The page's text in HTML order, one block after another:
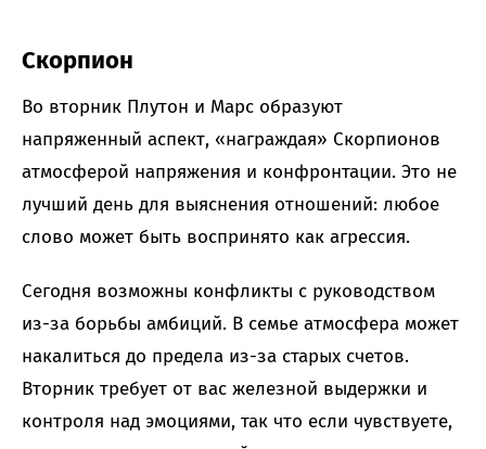
Скорпион
Во вторник Плутон и Марс образуют
напряженный аспект, «награждая» Скорпионов
атмосферой напряжения и конфронтации. Это не
лучший день для выяснения отношений: любое
слово может быть воспринято как агрессия.
Сегодня возможны конфликты с руководством
из-за борьбы амбиций. В семье атмосфера может
накалиться до предела из-за старых счетов.
Вторник требует от вас железной выдержки и
контроля над эмоциями, так что если чувствуете,